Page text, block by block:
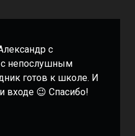
с
с непослушным
готов к школе. И
входе 😉 Спасибо!